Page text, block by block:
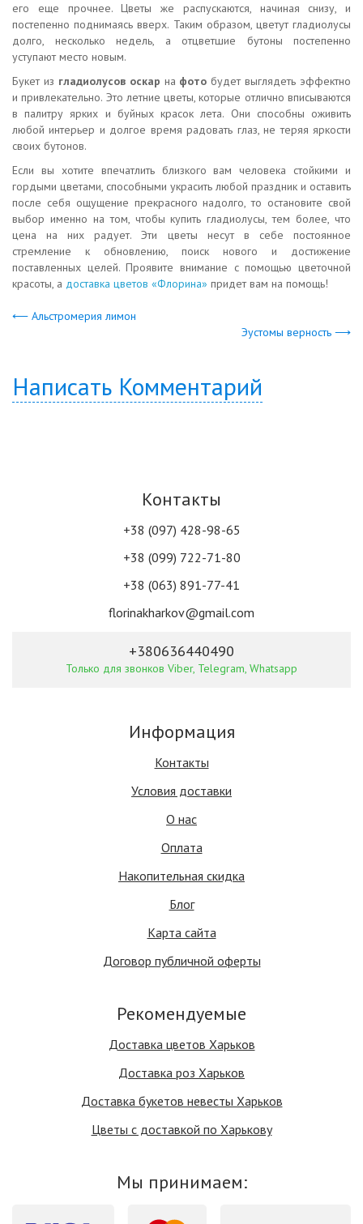
его еще прочнее. Цветы же распускаются, начиная снизу, и
постепенно поднимаясь вверх. Таким образом, цветут гладиолусы
долго, несколько недель, а отцветшие бутоны постепенно
уступают место новым.
Букет из гладиолусов оскар на фото будет выглядеть эффектно
и привлекательно. Это летние цветы, которые отлично вписываются
в палитру ярких и буйных красок лета. Они способны оживить
любой интерьер и долгое время радовать глаз, не теряя яркости
своих бутонов.
Если вы хотите впечатлить близкого вам человека стойкими и
гордыми цветами, способными украсить любой праздник и оставить
после себя ощущение прекрасного надолго, то остановите свой
выбор именно на том, чтобы купить гладиолусы, тем более, что
цена на них радует. Эти цветы несут в себе постоянное
стремление к обновлению, поиск нового и достижение
поставленных целей. Проявите внимание с помощью цветочной
красоты, а доставка цветов «Флорина» придет вам на помощь!
⟵ Альстромерия лимон
Эустомы верность ⟶
Написать Комментарий
Контакты
+38 (097) 428-98-65
+38 (099) 722-71-80
+38 (063) 891-77-41
florinakharkov@gmail.com
+380636440490
Только для звонков Viber, Telegram, Whatsapp
Информация
Контакты
Условия доставки
О нас
Оплата
Накопительная скидка
Блог
Карта сайта
Договор публичной оферты
Рекомендуемые
Доставка цветов Харьков
Доставка роз Харьков
Доставка букетов невесты Харьков
Цветы с доставкой по Харькову
Мы принимаем: